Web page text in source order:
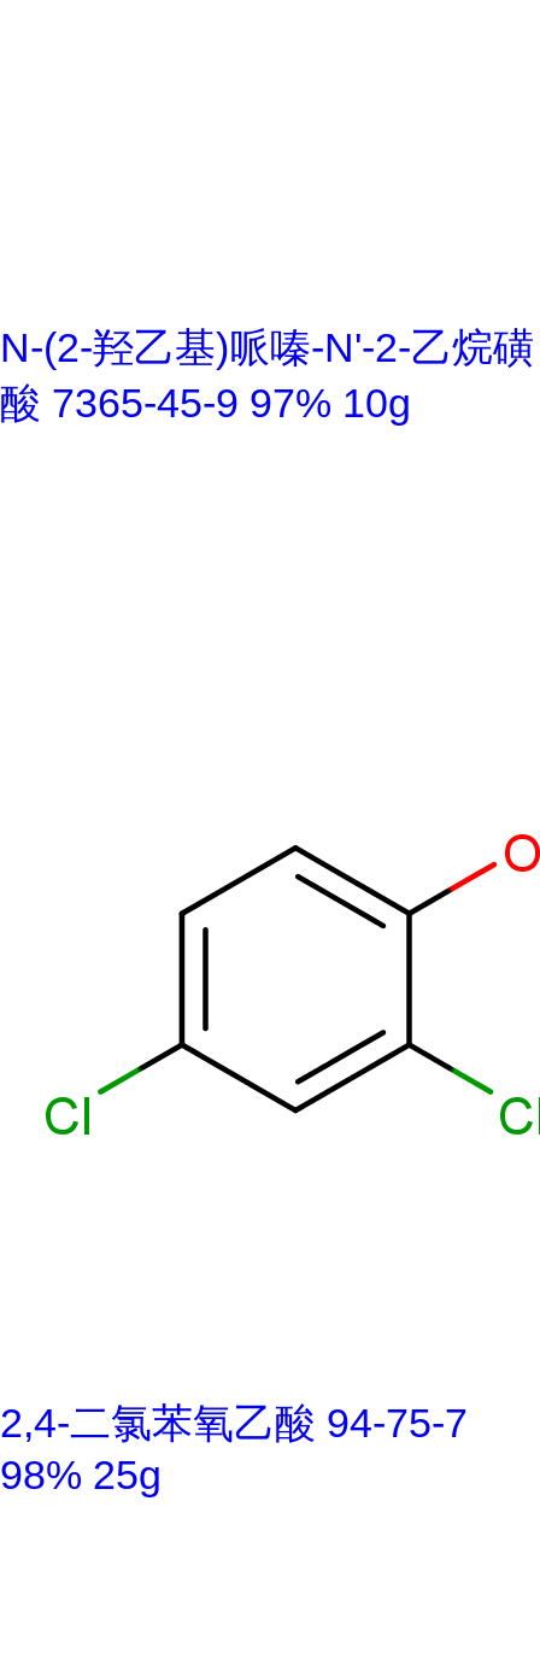
N-(2-羟乙基)哌嗪-N'-2-乙烷磺
酸 7365-45-9 97% 10g
2,4-二氯苯氧乙酸 94-75-7
98% 25g